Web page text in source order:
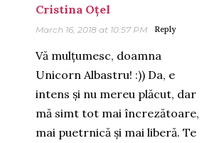
Cristina Oțel
March 16, 2018 at 10:57 PM Reply
Vă mulțumesc, doamna
Unicorn Albastru! :)) Da, e
intens și nu mereu plăcut, dar
mă simt tot mai încrezătoare,
mai puetrnică și mai liberă. Te